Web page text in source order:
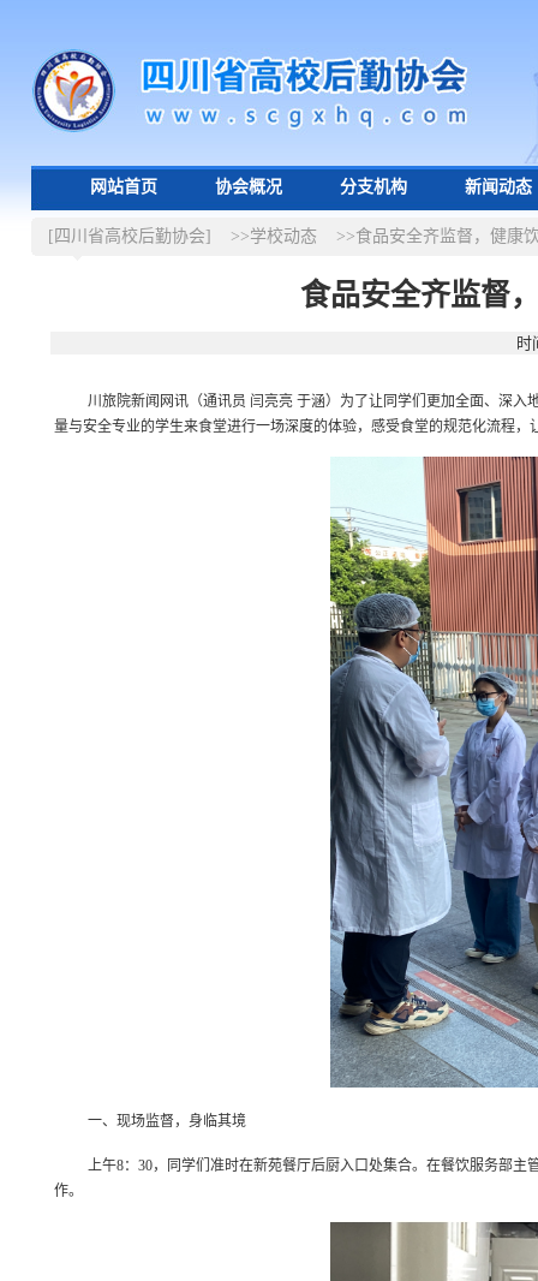
网站首页 协会概况 分支机构 新闻动态
[四川省高校后勤协会] >>学校动态 >>食品安全齐监督，健康
食品安全齐监督
时
川旅院新闻网讯（通讯员 闫亮亮 于涵）为了让同学们更加全面、深入
量与安全专业的学生来食堂进行一场深度的体验，感受食堂的规范化流程
一、现场监督，身临其境
上午8： 30，同学们准时在新苑餐厅后厨入口处集合。在餐饮服务部
作。